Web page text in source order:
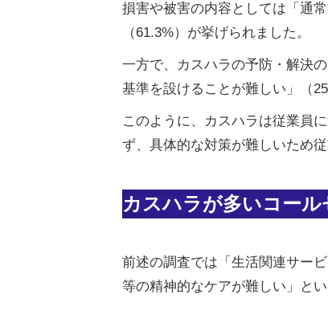
損害や被害の内容としては「通
（61.3%）が挙げられました。
一方で、カスハラの予防・解決
基準を設けることが難しい」（
このように、カスハラは従業員
ず、具体的な対策が難しいため
カスハラが多いコー
前述の調査では「生活関連サー
等の精神的なケアが難しい」と